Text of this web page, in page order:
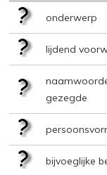
onderwerp
lijdend
gezegde
bijvoeglijke